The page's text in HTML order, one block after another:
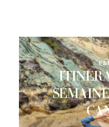
LE YOGA
CONSEILS & ASTUCES
À PROPOS